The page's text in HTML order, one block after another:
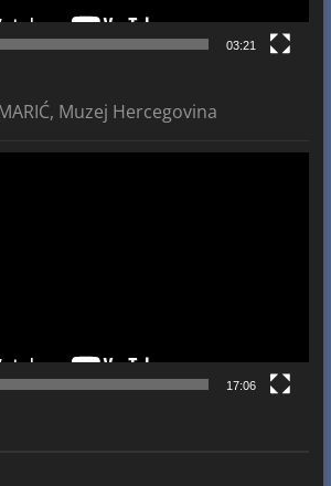
03:21
Muzej Hercegovina
17:06